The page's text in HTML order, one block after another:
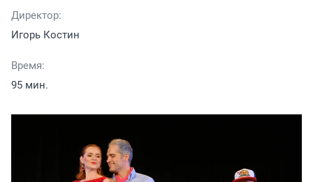
Директор:
Игорь Костин
Время:
95 мин.